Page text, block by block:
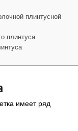
плинтусной
плинтуса.
имеет ряд